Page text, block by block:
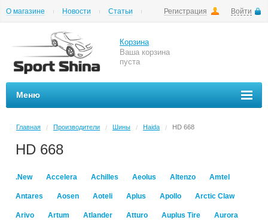
Регистрация Войти
О магазине Новости
Статьи
Корзина
Ваша корзина
пуста
Меню
Главная / Производители / Шины / Haida / HD 668
HD 668
.New Accelera Achilles Aeolus Altenzo Amtel
Antares Aosen Aoteli Aplus Apollo Arctic Claw
Arivo Artum Atlander Atturo Auplus Tire Aurora